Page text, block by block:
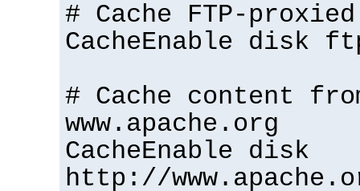
# Cache FTP-
CacheEnable disk
# Cache content
www.apache.org
CacheEnable disk
http://